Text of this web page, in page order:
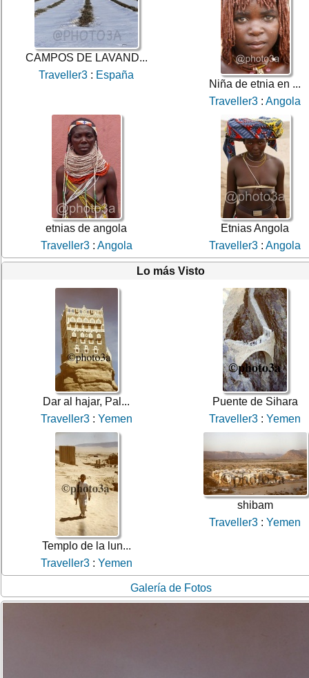
CAMPOS DE LAVAND...
Traveller3 : España
Niña de etnia en ...
Traveller3 :Angola
etnias de angola
Traveller3: Angola
Etnias Angola
Traveller3 :Angola
Lo más Visto
Dar al hajar, Pal...
Traveller3: Yemen
Puente de Sihara
Traveller3 :Yemen
Templo de la lun...
Traveller3: Yemen
shibam
Traveller3 :Yemen
Galería de Fotos